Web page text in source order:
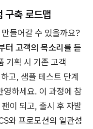
구축 로드맵
들어갈 수 있을까요?
터 고객의 목소리를 듣
기획 시 기존 고객
고, 샘플 테스트 단계
영하세요. 이 과정에 참
이 되고, 출시 후 자발
와 프로모션의 일관성